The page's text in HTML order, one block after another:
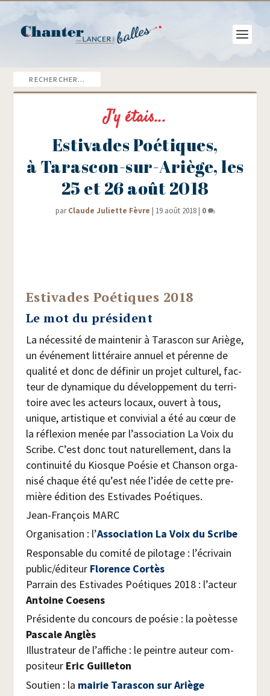
J'y étais...
Estivades Poétiques,
à Tarascon-sur-Ariège, les
25 et 26 août 2018
parClaude Juliette Fèvre | 19 août 2018| 0
Estivades Poétiques 2018
Le mot du président
La néces­si­té de main­te­nir à Taras­con sur Ariège,
un évé­ne­ment lit­té­raire annuel et pérenne de
qua­li­té et donc de défi­nir un pro­jet cultu­rel, fac­
teur de dyna­mique du déve­lop­pe­ment du ter­ri­
toire avec les acteurs locaux, ouvert à tous,
unique, artis­tique et convi­vial a été au cœur de
la réflexion menée par l’association La Voix du
Scribe. C’est donc tout natu­rel­le­ment, dans la
conti­nui­té du Kiosque Poé­sie et Chan­son orga­
ni­sé chaque été qu’est née l’idée de cette pre­
mière édi­tion des Esti­vades Poétiques.
Jean-Fran­çois MARC
Orga­ni­sa­tion : l’Asso­cia­tion La Voix du Scribe
Res­pon­sable du comi­té de pilo­tage : l’é­cri­vain
public/​éditeur Flo­rence Cortès
Par­rain des Esti­vades Poé­tiques 2018 : l’ac­teur
Antoine Coe­sens
Pré­si­dente du concours de poé­sie : la poè­tesse
Pas­cale Anglès
Illus­tra­teur de l’af­fiche : le peintre auteur com­
po­si­teurEric Guilleton
Sou­tien : la mai­rie Taras­con sur Ariège